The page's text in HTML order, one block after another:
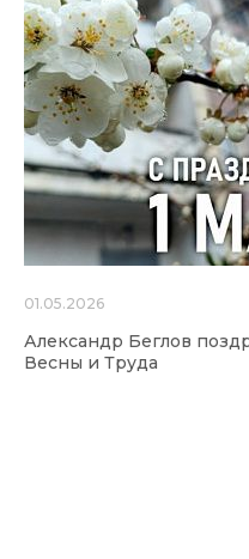
01.05.2026
Александр Беглов
Весны и Труда